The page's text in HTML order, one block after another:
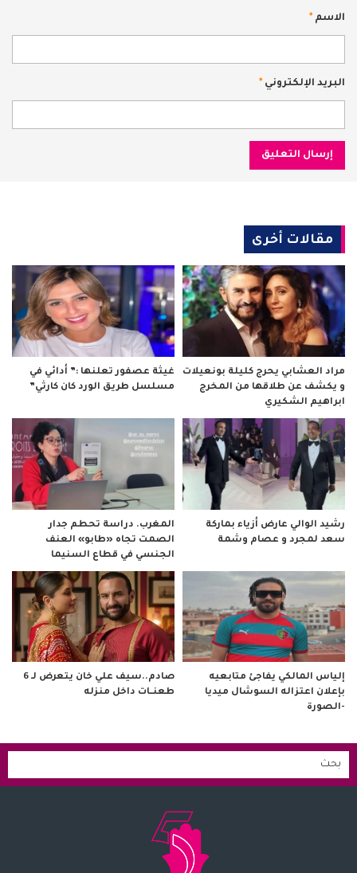
الاسم *
البريد الإلكتروني *
مقالات أخرى
مراد العشابي يحرج كليلة بونعيلات
و يكشف عن طلاقها من المخرج
ابراهيم الشكيري
غيثة عصفور تعلنها :” أدائي في
مسلسل طريق الورد كان كارثي”
رشيد الوالي عارض أزياء بماركة
سعد لمجرد و عصام وشمة
المغرب. دراسة تحطم جدار
الصمت تجاه «طابو» العنف
الجنسي في قطاع السنيما
إلياس المالكي يفاجئ متابعيه
بإعلان اعتزاله السوشال ميديا
-الصورة
صادم..سيف علي خان يتعرض لـ 6
طعنــات داخل منزله